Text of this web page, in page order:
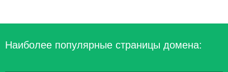
Наиболее популярные страницы домена: